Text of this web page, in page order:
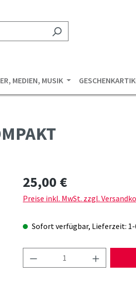
MEDIEN, MUSIK
Regulärer Preis:
25,00 €
Preise inkl. MwSt. zzgl.
Sofort verfügbar, Lieferzeit:
Produkt Anzahl: Gib